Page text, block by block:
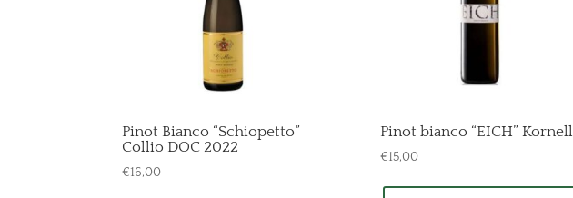
Pinot Bianco “Schiopetto”
Collio DOC 2022
€16,00
Pinot bianco “EICH” Kornell
€15,00